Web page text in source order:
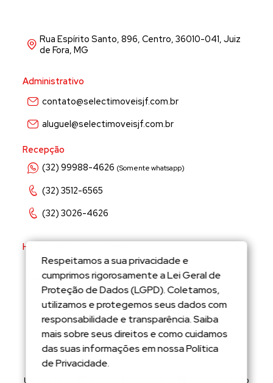
Rua Espírito Santo, 896, Centro, 36010-041, Juiz
de Fora, MG
Administrativo
contato@selectimoveisjf.com.br
aluguel@selectimoveisjf.com.br
Recepção
(32) 99988-4626 (Somente whatsapp)
(32) 3512-6565
(32) 3026-4626
Horário de funcionamento
Segunda a sexta feira de 9:00hs às 18:00hs
Sábados de 9:00hs às 12:00hs
Um projeto Robustcrm.io
Respeitamos a sua privacidade e
cumprimos rigorosamente a Lei Geral de
Proteção de Dados (LGPD). Coletamos,
utilizamos e protegemos seus dados com
responsabilidade e transparência. Saiba
mais sobre seus direitos e como cuidamos
das suas informações em nossa Política
de Privacidade.